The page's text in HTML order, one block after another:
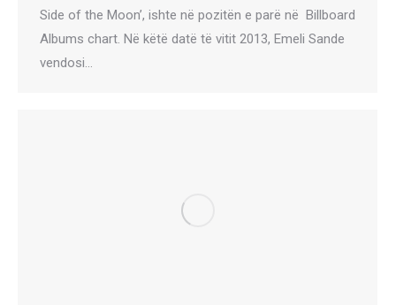
Side of the Moon’, ishte në pozitën e parë në Billboard
Albums chart. Në këtë datë të vitit 2013, Emeli Sande
vendosi…